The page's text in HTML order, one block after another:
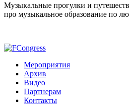
Музыкальные прогулки и
про музыкальное образование по
Мероприятия
Архив
Видео
Партнерам
Контакты